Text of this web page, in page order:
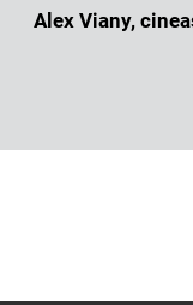
Alex Viany,